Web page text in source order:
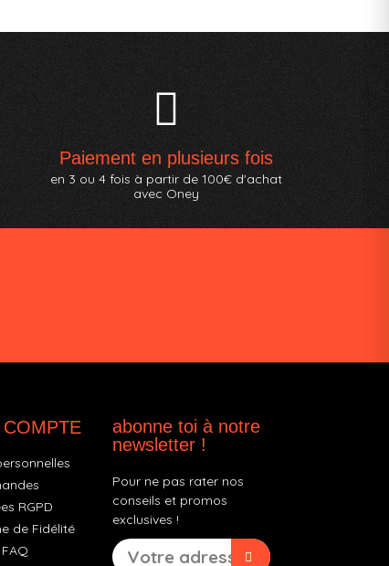
Paiement en plusieurs fois
en 3 ou 4 fois à partir de 100€ d'achat
avec Oney
RGPD
de Fidélité
abonne toi à notre
newsletter !
Pour ne pas rater nos
conseils et promos
exclusives !